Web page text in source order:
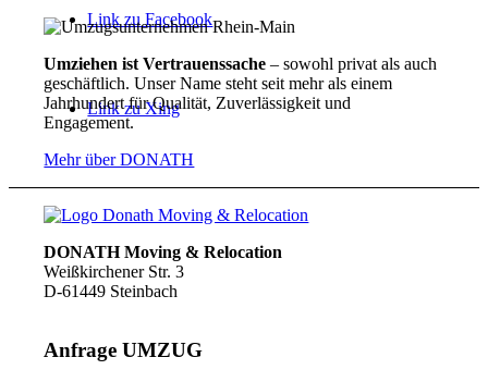
Link zu Facebook
Link zu Xing
Umziehen ist Vertrauenssache – sowohl privat als auch
geschäftlich. Unser Name steht seit mehr als einem
Jahrhundert für Qualität, Zuverlässigkeit und
Engagement.
Mehr über DONATH
DONATH Moving & Relocation
Weißkirchener Str. 3
D-61449 Steinbach
Anfrage UMZUG